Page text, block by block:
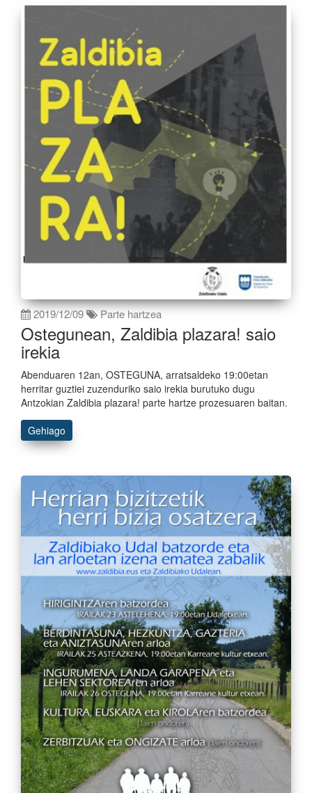
2019/12/09 Parte hartzea
Ostegunean, Zaldibia plazara! saio
irekia
Abenduaren 12an, OSTEGUNA, arratsaldeko 19:00etan
herritar guztiei zuzenduriko saio irekia burutuko dugu
Antzokian Zaldibia plazara! parte hartze prozesuaren baitan.
Gehiago